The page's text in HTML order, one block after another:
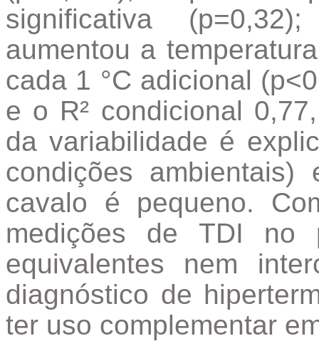
significativa
aumentou a
cada 1 °C adicional
e o R² condicional
da variabilidade é
condições
cavalo é pequeno.
medições de TDI no
equivalentes nem
diagnóstico de
ter uso complementar